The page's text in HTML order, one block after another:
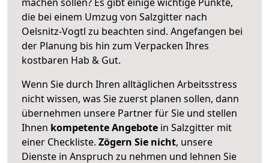
die bei einem Umzug von Salzgitter nach
Oelsnitz-Vogtl zu beachten sind. Angefangen bei
der Planung bis hin zum Verpacken Ihres
kostbaren Hab & Gut.
Wenn Sie durch Ihren alltäglichen Arbeitsstress
nicht wissen, was Sie zuerst planen sollen, dann
übernehmen unsere Partner für Sie und stellen
Ihnen kompetente Angebote in Salzgitter mit
einer Checkliste. Zögern Sie nicht, unsere
Dienste in Anspruch zu nehmen und lehnen Sie